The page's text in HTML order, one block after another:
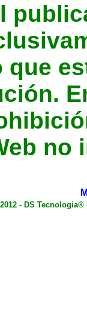
no
- DS Tecnologia®